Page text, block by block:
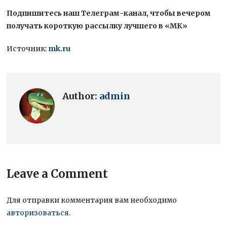
Подпишитесь наш Телеграм-канал, чтобы вечером
получать короткую рассылку лучшего в «МК»
Источник: mk.ru
Author: admin
Leave a Comment
Для отправки комментария вам необходимо
авторизоваться.